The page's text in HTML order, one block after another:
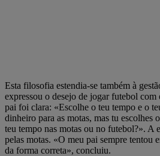
Esta filosofia estendia-se também à
expressou o desejo de jogar futebol com
pai foi clara: «Escolhe o teu tempo e o
dinheiro para as motas, mas tu escolhes
teu tempo nas motas ou no futebol?». A
pelas motas. «O meu pai sempre tentou
da forma correta», concluiu.